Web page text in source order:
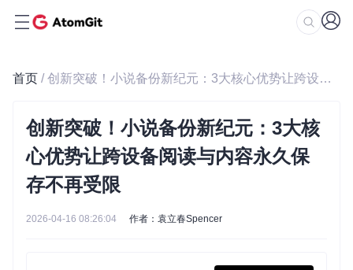
首页 / 创新突破！小说备份新纪元：3大核心优势让跨设备阅读与内容永久保存不再受限
创新突破！小说备份新纪元：3大核
心优势让跨设备阅读与内容永久保
存不再受限
2026-04-16 08:26:04 作者：袁立春Spencer